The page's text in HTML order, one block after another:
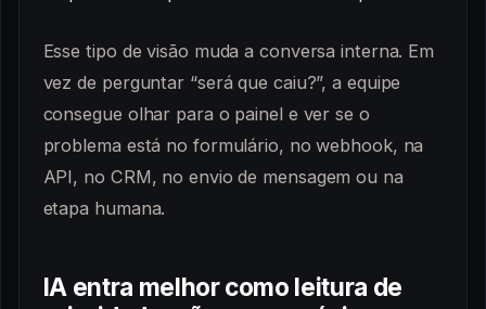
Esse tipo de visão muda a conversa interna. Em
vez de perguntar “será que caiu?”, a equipe
consegue olhar para o painel e ver se o
problema está no formulário, no webhook, na
API, no CRM, no envio de mensagem ou na
etapa humana.
IA entra melhor como leitura de